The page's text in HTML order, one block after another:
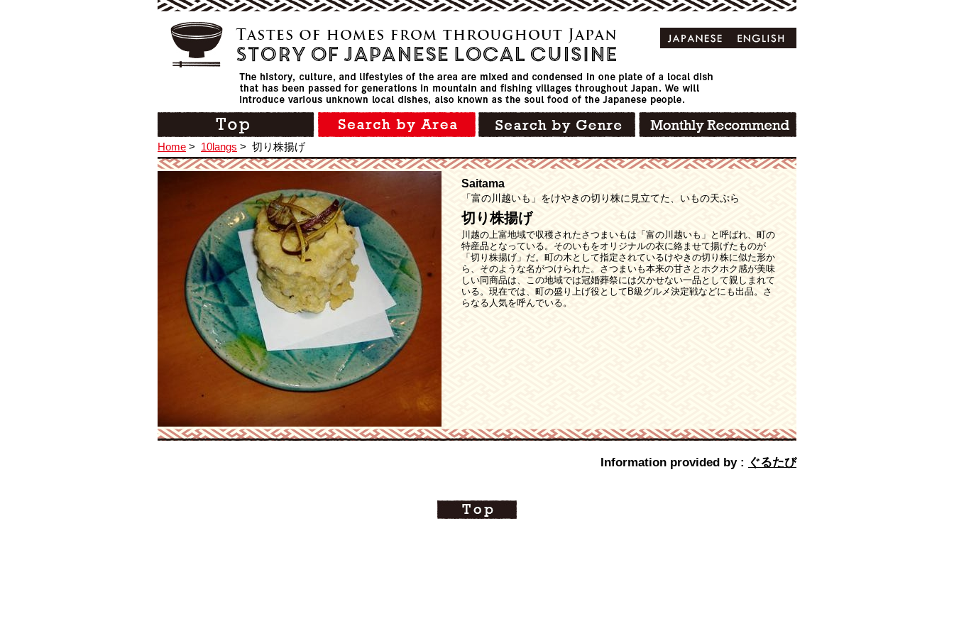
Home > 10langs > 切り株揚げ
Saitama
「富の川越いも」をけやきの切り株に見立てた、いもの天ぷら
切り株揚げ
川越の上富地域で収穫されたさつまいもは「富の川越いも」と呼ばれ、町の
特産品となっている。そのいもをオリジナルの衣に絡ませて揚げたものが
「切り株揚げ」だ。町の木として指定されているけやきの切り株に似た形か
ら、そのような名がつけられた。さつまいも本来の甘さとホクホク感が美味
しい同商品は、この地域では冠婚葬祭には欠かせない一品として親しまれて
いる。現在では、町の盛り上げ役としてB級グルメ決定戦などにも出品。さ
らなる人気を呼んでいる。
Information provided by : ぐるたび